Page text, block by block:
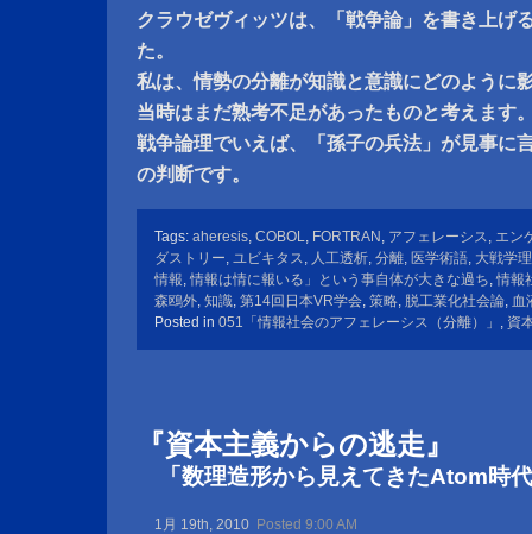
クラウゼヴィッツは、「戦争論」を書き上げ
た。
私は、情勢の分離が知識と意識にどのように
当時はまだ熟考不足があったものと考えます
戦争論理でいえば、「孫子の兵法」が見事に
の判断です。
Tags: aheresis, COBOL, FORTRAN , アフェレーシス, エン
ダストリー, ユビキタス, 人工透析, 分離, 医学術語, 大戦学理
情報,情報は情に報いる」という事自体が大きな過ち,情報
森鴎外, 知識, 第14回日本VR学会, 策略, 脱工業化社会論, 血
Posted in 051「情報社会のアフェレーシス（分離）」 , 資
『資本主義からの逃走』
「数理造形から見えてきたAtom時
1月 19th, 2010 Posted 9:00 AM